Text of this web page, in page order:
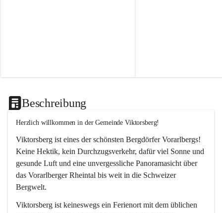
Beschreibung
Herzlich willkommen in der Gemeinde Viktorsberg!
Viktorsberg ist eines der schönsten Bergdörfer Vorarlbergs!
Keine Hektik, kein Durchzugsverkehr, dafür viel Sonne und
gesunde Luft und eine unvergessliche Panoramasicht über
das Vorarlberger Rheintal bis weit in die Schweizer
Bergwelt.
Viktorsberg ist keineswegs ein Ferienort mit dem üblichen